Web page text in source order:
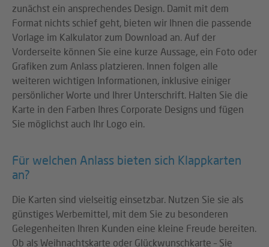
zunächst ein ansprechendes Design. Damit mit dem
Format nichts schief geht, bieten wir Ihnen die passende
Vorlage im Kalkulator zum Download an. Auf der
Vorderseite können Sie eine kurze Aussage, ein Foto oder
Grafiken zum Anlass platzieren. Innen folgen alle
weiteren wichtigen Informationen, inklusive einiger
persönlicher Worte und Ihrer Unterschrift. Halten Sie die
Karte in den Farben Ihres Corporate Designs und fügen
Sie möglichst auch Ihr Logo ein.
Für welchen Anlass bieten sich Klappkarten
an?
Die Karten sind vielseitig einsetzbar. Nutzen Sie sie als
günstiges Werbemittel, mit dem Sie zu besonderen
Gelegenheiten Ihren Kunden eine kleine Freude bereiten.
Ob als Weihnachtskarte oder Glückwunschkarte – Sie